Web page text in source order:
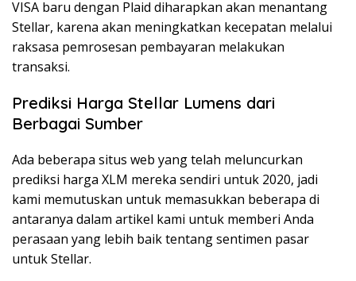
VISA baru dengan Plaid diharapkan akan menantang
Stellar, karena akan meningkatkan kecepatan melalui
raksasa pemrosesan pembayaran melakukan
transaksi.
Prediksi Harga Stellar Lumens dari
Berbagai Sumber
Ada beberapa situs web yang telah meluncurkan
prediksi harga XLM mereka sendiri untuk 2020, jadi
kami memutuskan untuk memasukkan beberapa di
antaranya dalam artikel kami untuk memberi Anda
perasaan yang lebih baik tentang sentimen pasar
untuk Stellar.